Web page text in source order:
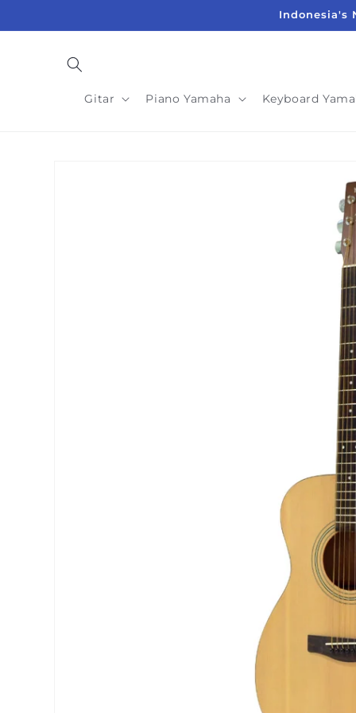
konten
Indonesia's
Gitar Piano Yamaha Keyboard